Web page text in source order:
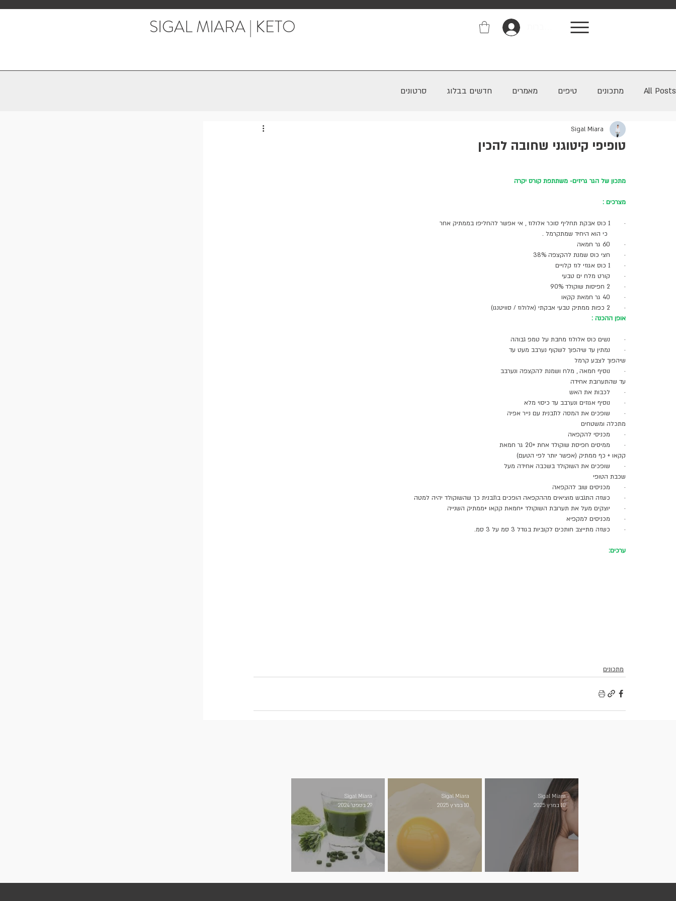
SIGAL MIARA | KETO
All Posts מתכונים טיפים מאמרים חדשים בבלוג סרטונים
טופיפי קיטוגני שחובה להכין
Sigal Miara
מתכון של הגר גריזים- משתתפת קורס יקרה
מצרכים :
·       1 כוס אבקת תחליף סוכר אלולוז , אי אפשר להחליפו בממתיק אחר
·       60 גר חמאה
·       חצי כוס שמנת להקצפה 38%
·       1 כוס אגוזי לוז קלויים
·       קורט מלח ים טבעי
·       2 חפיסות שוקולד 90%
·       40 גר חמאת קקאו
·       2 כפות ממתיק טבעי אבקתי (אלולוז / סוויטנגו)
אופן ההכנה :
·       נשים כוס אלולוז מחבת על טמפ גבוהה
·       נמתין עד שיהפוך לשקוף נערבב מעט עד
שיהפוך לצבע קרמל
·       נוסיף חמאה , מלח ושמנת להקצפה ונערבב
עד שהתערובת אחידה
·       לכבות את האש
·       נוסיף אגוזים ונערבב עד כיסוי מלא
·       שופכים את המסה לתבנית עם נייר אפיה
מתכלה ומשטחים
·       מכניסי להקפאה
·       ממיסים חפיסת שוקולד אחת +20 גר חמאת
קקאו + כף ממתיק (אפשר יותר לפי הטעם)
·       שופכים את השוקולד בשכבה אחידה מעל
שכבת הטופי
·       מכניסים שוב להקפאה
·       כשזה התגבש מוציאים מההקפאה הופכים בתבנית כך שהשוקולד יהיה למטה
·       יוצקים מעל את תערובת השוקולד +חמאת קקאו +ממתיק השנייה
·       מכניסים למקפיא
·       כשזה מתייצב חותכים לקוביות בגודל 3 סמ על 3 סמ.
ערכים:
מתכונים
Sigal Miara
10 במרץ 2025
Sigal Miara
10 במרץ 2025
Sigal Miara
29 בספט׳ 2024